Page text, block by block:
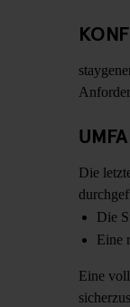
Die
Die
Eine
Eine